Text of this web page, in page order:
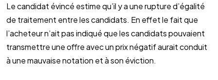
Le candidat évincé estime qu’il y a une rupture d’égalité
de traitement entre les candidats. En effet le fait que
l’acheteur n’ait pas indiqué que les candidats pouvaient
transmettre une offre avec un prix négatif aurait conduit
à une mauvaise notation et à son éviction.